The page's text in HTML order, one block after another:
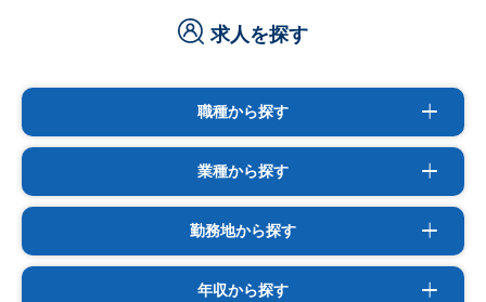
求人を探す
職種から探す
業種から探す
勤務地から探す
年収から探す